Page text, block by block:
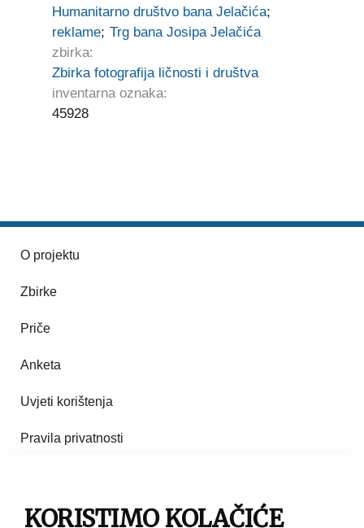
Humanitarno društvo bana Jelačića;
reklame; Trg bana Josipa Jelačića
zbirka:
Zbirka fotografija ličnosti i društva
inventarna oznaka:
45928
O projektu
Zbirke
Priče
Anketa
Uvjeti korištenja
Pravila privatnosti
Pravila korištenja
KORISTIMO KOLAČIĆE